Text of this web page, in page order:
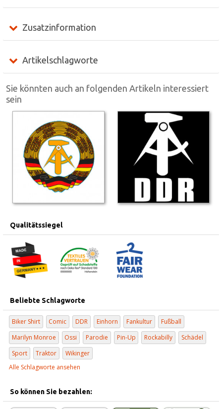
Zusatzinformation
Artikelschlagworte
Sie könnten auch an folgenden Artikeln interessiert
sein
Qualitätssiegel
Beliebte Schlagworte
Biker Shirt Comic DDR Einhorn Fankultur
Fußball
Marilyn Monroe
Ossi Parodie Pin-Up Rockabilly
Schädel
Sport
Traktor
Wikinger
Alle Schlagworte ansehen
So können Sie bezahlen: